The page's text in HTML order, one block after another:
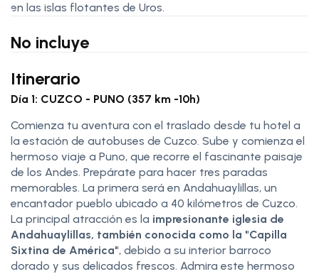
en las islas flotantes de Uros.
No incluye
Itinerario
Día 1: CUZCO - PUNO (357 km -10h)
Comienza tu aventura con el traslado desde tu hotel a
la estación de autobuses de Cuzco. Sube y comienza el
hermoso viaje a Puno, que recorre el fascinante paisaje
de los Andes. Prepárate para hacer tres paradas
memorables. La primera será en Andahuaylillas, un
encantador pueblo ubicado a 40 kilómetros de Cuzco.
La principal atracción es la impresionante iglesia de
Andahuaylillas, también conocida como la "Capilla
Sixtina de América", debido a su interior barroco
dorado y sus delicados frescos. Admira este hermoso